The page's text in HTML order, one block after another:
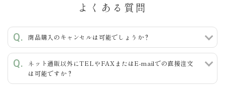
カテゴリー
よくある質問
商品購入のキャンセルは可能でしょうか？
ネット通販以外にTELやFAXまたはE-mailでの直接注文
は可能ですか？